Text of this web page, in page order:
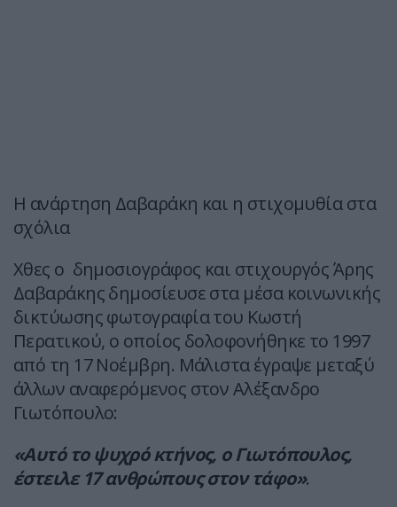
Η ανάρτηση Δαβαράκη και η στιχομυθία στα
σχόλια
Χθες ο δημοσιογράφος και στιχουργός Άρης
Δαβαράκης δημοσίευσε στα μέσα κοινωνικής
δικτύωσης φωτογραφία του Κωστή
Περατικού, ο οποίος δολοφονήθηκε το 1997
από τη 17 Νοέμβρη. Μάλιστα έγραψε μεταξύ
άλλων αναφερόμενος στον Αλέξανδρο
Γιωτόπουλο:
«Αυτό το ψυχρό κτήνος, ο Γιωτόπουλος,
έστειλε 17 ανθρώπους στον τάφο».